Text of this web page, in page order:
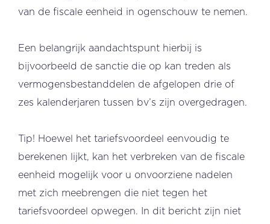
van de fiscale eenheid in ogenschouw te nemen.
Een belangrijk aandachtspunt hierbij is
bijvoorbeeld de sanctie die op kan treden als
vermogensbestanddelen de afgelopen drie of
zes kalenderjaren tussen bv’s zijn overgedragen.
Tip! Hoewel het tariefsvoordeel eenvoudig te
berekenen lijkt, kan het verbreken van de fiscale
eenheid mogelijk voor u onvoorziene nadelen
met zich meebrengen die niet tegen het
tariefsvoordeel opwegen. In dit bericht zijn niet